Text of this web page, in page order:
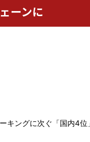
ーンに
キングに次ぐ「国内4位